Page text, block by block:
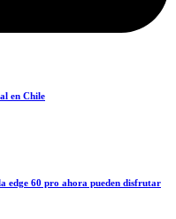
en Chile
edge 60 pro ahora pueden disfrutar